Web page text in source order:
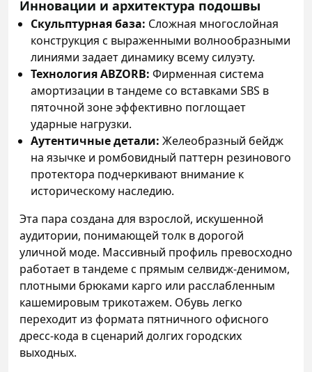
Инновации и архитектура подошвы
Скульптурная база: Сложная многослойная
конструкция с выраженными волнообразными
линиями задает динамику всему силуэту.
Технология ABZORB: Фирменная система
амортизации в тандеме со вставками SBS в
пяточной зоне эффективно поглощает
ударные нагрузки.
Аутентичные детали: Желеобразный бейдж
на язычке и ромбовидный паттерн резинового
протектора подчеркивают внимание к
историческому наследию.
Эта пара создана для взрослой, искушенной
аудитории, понимающей толк в дорогой
уличной моде. Массивный профиль превосходно
работает в тандеме с прямым селвидж-денимом,
плотными брюками карго или расслабленным
кашемировым трикотажем. Обувь легко
переходит из формата пятничного офисного
дресс-кода в сценарий долгих городских
выходных.